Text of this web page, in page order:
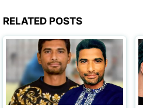
RELATED POSTS